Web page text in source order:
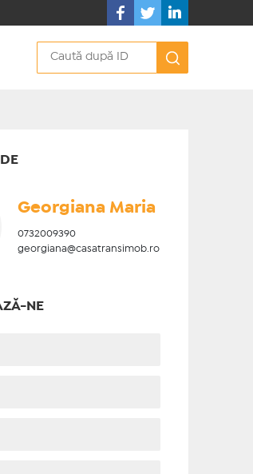
Georgiana Maria
0732009390
georgiana@casatransimob.ro
NE